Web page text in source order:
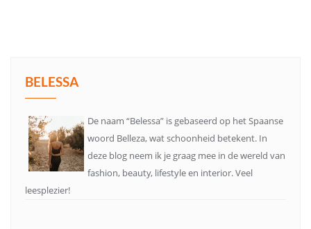
BELESSA
De naam “Belessa” is gebaseerd op het Spaanse
woord Belleza, wat schoonheid betekent. In
deze blog neem ik je graag mee in de wereld van
fashion, beauty, lifestyle en interior. Veel
leesplezier!